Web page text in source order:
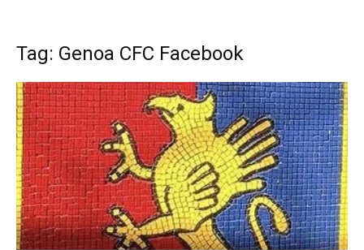
Tag: Genoa CFC Facebook